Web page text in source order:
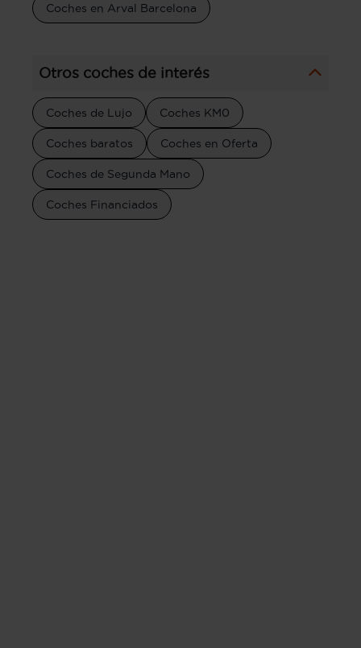
Coches en Arval Barcelona
Otros coches de interés
Coches de Lujo Coches KM0
Coches baratos Coches en Oferta
Coches de Segunda Mano
Coches Financiados